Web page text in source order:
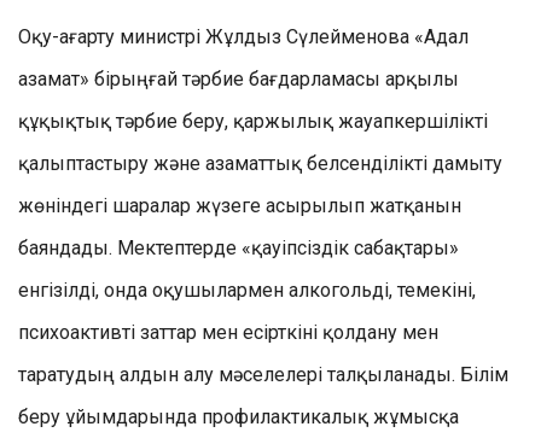
Оқу-ағарту министрі Жұлдыз Сүлейменова «Адал
азамат» бірыңғай тәрбие бағдарламасы арқылы
құқықтық тәрбие беру, қаржылық жауапкершілікті
қалыптастыру және азаматтық белсенділікті дамыту
жөніндегі шаралар жүзеге асырылып жатқанын
баяндады. Мектептерде «қауіпсіздік сабақтары»
енгізілді, онда оқушылармен алкогольді, темекіні,
психоактивті заттар мен есірткіні қолдану мен
таратудың алдын алу мәселелері талқыланады. Білім
беру ұйымдарында профилактикалық жұмысқа